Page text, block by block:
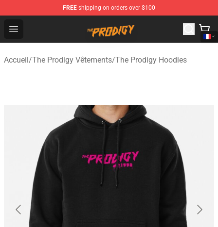
FREE shipping on orders over $100
Open menu
The Prodigy Store - Official The Prodigy Merchandise
Accueil/The Prodigy Vêtements/The Prodigy Hoodies